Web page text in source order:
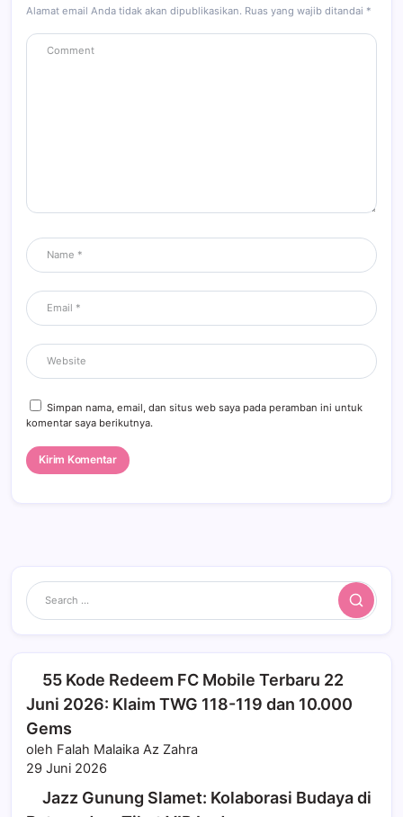
Alamat email Anda tidak akan dipublikasikan. Ruas yang wajib ditandai *
Simpan nama, email, dan situs web saya pada peramban ini untuk
komentar saya berikutnya.
Search
55 Kode Redeem FC Mobile Terbaru 22
Juni 2026: Klaim TWG 118-119 dan 10.000
Gems
oleh Falah Malaika Az Zahra
29 Juni 2026
Jazz Gunung Slamet: Kolaborasi Budaya di